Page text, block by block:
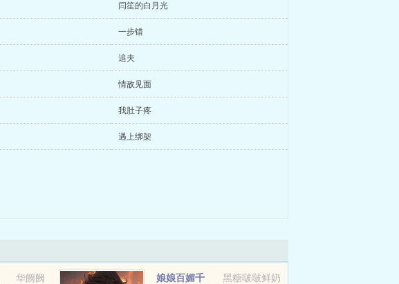
闫笙的白月光
一步错
追夫
情敌见面
我肚子疼
遇上绑架
华阙阙 黑糖啵啵鲜奶
娘娘百媚千